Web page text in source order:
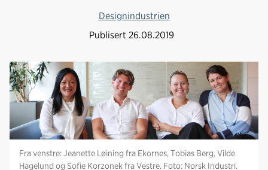
Designindustrien
Publisert 26.08.2019
Fra venstre: Jeanette Løining fra Ekornes, Tobias Berg, Vilde
Hagelund og Sofie Korzonek fra Vestre. Foto: Norsk Industri.